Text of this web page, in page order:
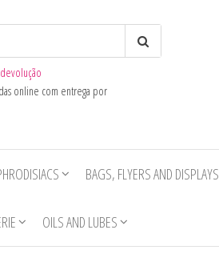
online com entrega por
BAGS, FLYERS AND DISPLAYS
OILS AND LUBES